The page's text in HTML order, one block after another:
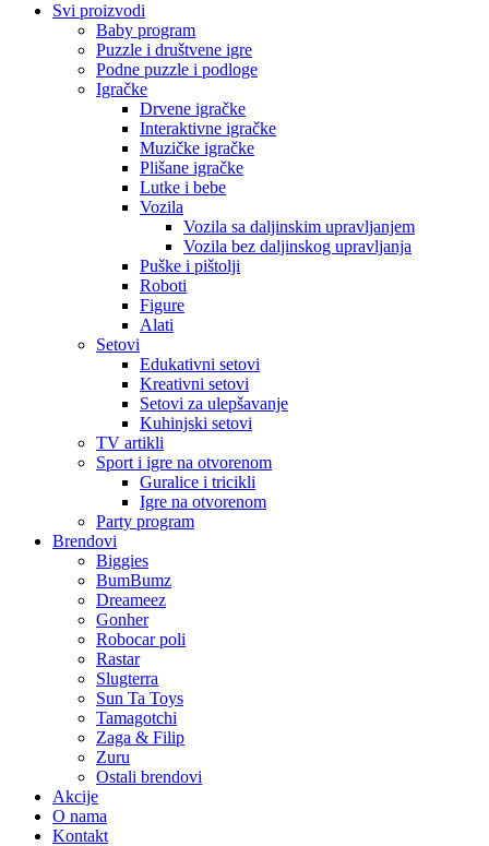
Svi proizvodi
Baby program
Puzzle i društvene igre
Podne puzzle i podloge
Igračke
Drvene igračke
Interaktivne igračke
Muzičke igračke
Plišane igračke
Lutke i bebe
Vozila
Vozila sa daljinskim upravljanjem
Vozila bez daljinskog upravljanja
Puške i pištolji
Roboti
Figure
Alati
Setovi
Edukativni setovi
Kreativni setovi
Setovi za ulepšavanje
Kuhinjski setovi
TV artikli
Sport i igre na otvorenom
Guralice i tricikli
Igre na otvorenom
Party program
Brendovi
Biggies
BumBumz
Dreameez
Gonher
Robocar poli
Rastar
Slugterra
Sun Ta Toys
Tamagotchi
Zaga & Filip
Zuru
Ostali brendovi
Akcije
O nama
Kontakt